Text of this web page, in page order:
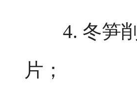
4. 冬笋削
片；